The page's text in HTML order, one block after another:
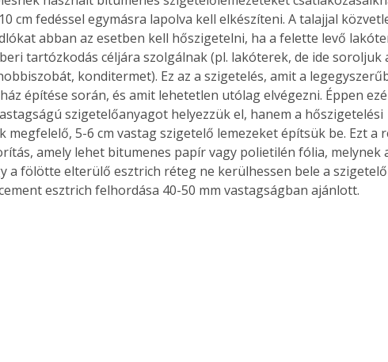
új,
egyedi
vagy
is
Bárhol,
élve
az
A
megrendelhetők!
cm fedéssel egymásra lapolva kell elkészíteni. A talajjal
abban az esetben kell hőszigetelni, ha a felette levő
tartózkodás céljára szolgálnak (pl. lakóterek, de ide soroljuk
konditermet). Ez az a szigetelés, amit a
építése során, és amit lehetetlen utólag elvégezni. Éppen
szigetelőanyagot helyezzük el, hanem a hőszigetelési
megfelelő, 5-6 cm vastag szigetelő lemezeket építsük be. Ezt a
amely lehet bitumenes papír vagy polietilén fólia, melynek
a fölötte elterülő esztrich réteg ne kerülhessen bele a
esztrich felhordása 40-50 mm vastagságban ajánlott.